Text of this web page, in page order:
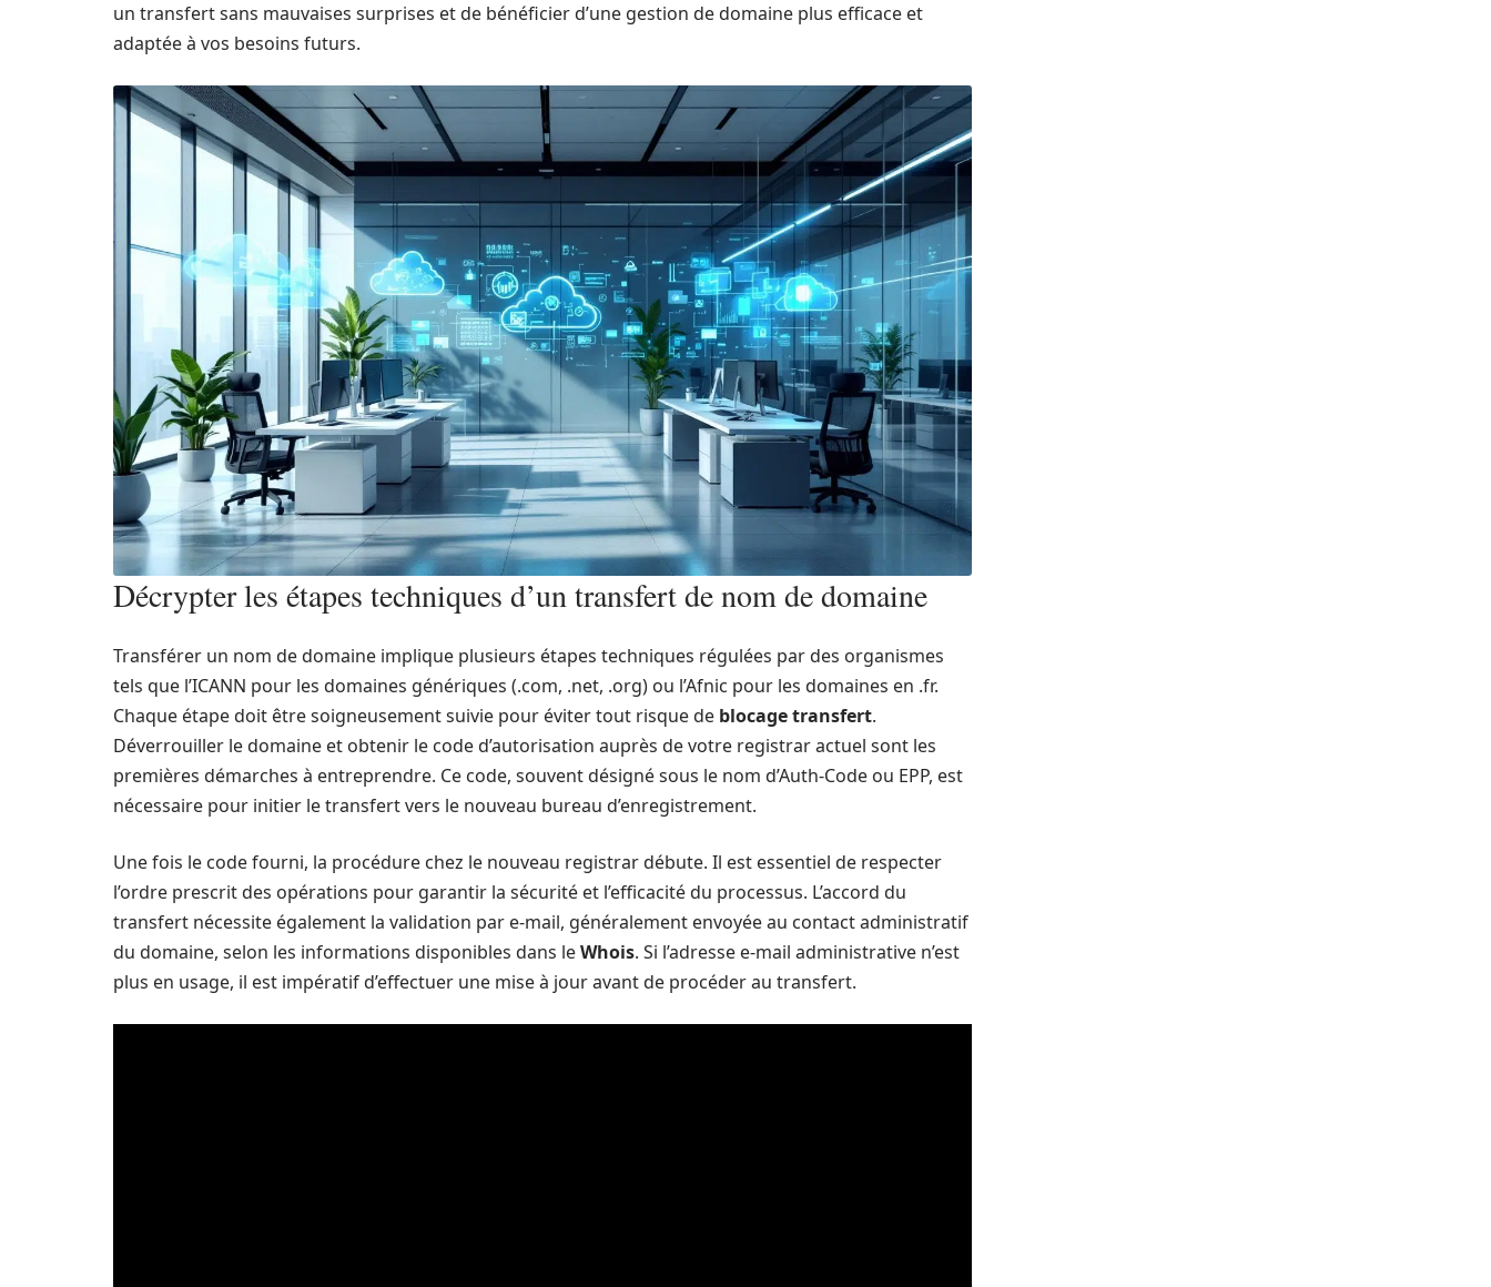
un transfert sans mauvaises surprises et de bénéficier d’une gestion de domaine plus efficace et
adaptée à vos besoins futurs.
Décrypter les étapes techniques d’un transfert de nom de domaine
Transférer un nom de domaine implique plusieurs étapes techniques régulées par des organismes
tels que l’ICANN pour les domaines génériques (.com, .net, .org) ou l’Afnic pour les domaines en .fr.
Chaque étape doit être soigneusement suivie pour éviter tout risque de blocage transfert.
Déverrouiller le domaine et obtenir le code d’autorisation auprès de votre registrar actuel sont les
premières démarches à entreprendre. Ce code, souvent désigné sous le nom d’Auth-Code ou EPP, est
nécessaire pour initier le transfert vers le nouveau bureau d’enregistrement.
Une fois le code fourni, la procédure chez le nouveau registrar débute. Il est essentiel de respecter
l’ordre prescrit des opérations pour garantir la sécurité et l’efficacité du processus. L’accord du
transfert nécessite également la validation par e-mail, généralement envoyée au contact administratif
du domaine, selon les informations disponibles dans leWhois. Si l’adresse e-mail administrative n’est
plus en usage, il est impératif d’effectuer une mise à jour avant de procéder au transfert.